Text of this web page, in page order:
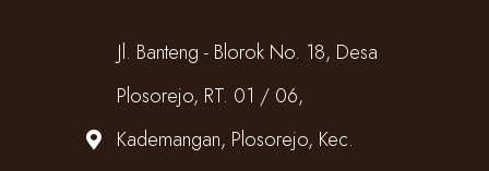
Jl. Banteng - Blorok No. 18, Desa
Plosorejo, RT. 01 / 06,
Kademangan, Plosorejo, Kec.